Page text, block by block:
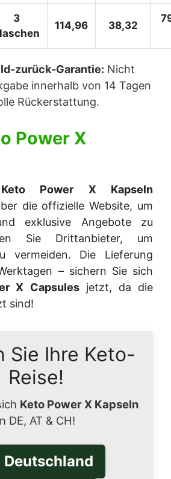
3
114,96 38,32
zurück-Garantie: Nicht
innerhalb von 14 Tagen
Rückerstattung.
Power X
Keto Power X Kapseln
die offizielle Website, um
exklusive Angebote zu
Sie Drittanbieter, um
vermeiden. Die Lieferung
– sichern Sie sich
X Capsulesjetzt, da die
sind!
Sie Ihre Keto-
Reise!
Keto Power X Kapseln
DE, AT & CH!
Deutschland